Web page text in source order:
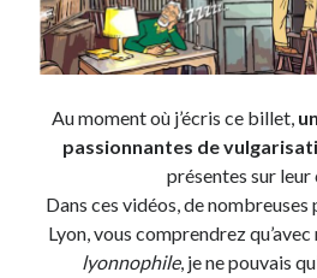
Lyon à Livre Ouvert
Mini-monsieur
Parole de Follower
Patchwork
Post inutile
Proust
Au moment où j’écris ce billet,
passionnantes de
présentes sur leur
Dans ces vidéos, de nombreuses
Lyon, vous comprendrez qu’avec
lyonnophile, je ne pouvais